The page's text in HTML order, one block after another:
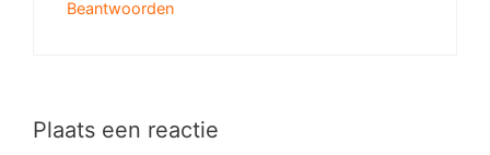
Beantwoorden
Plaats een reactie